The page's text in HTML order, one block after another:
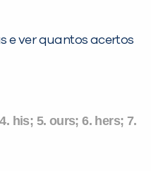
e ver quantos acertos
his; 5. ours; 6. hers; 7.